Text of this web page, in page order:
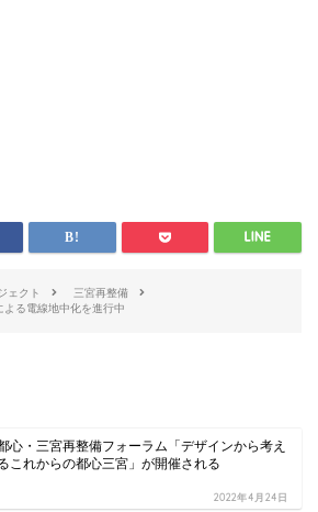
ェクト
三宮再整備
る電線地中化を進行中
心・三宮再整備フォーラム「デザインから考え
これからの都心三宮」が開催される
2022年4月24日